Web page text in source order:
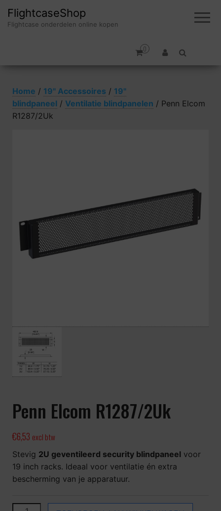
FlightcaseShop
Flightcase onderdelen online kopen
0
Home / 19" Accessoires / 19"
blindpaneel / Ventilatie blindpanelen / Penn Elcom
R1287/2Uk
Penn Elcom R1287/2Uk
€6,53 excl btw
Stevig 2U geventileerd security blindpaneel voor
19 inch racks. Ideaal voor ventilatie én extra
bescherming van je apparatuur.
Penn Elcom R1287/2Uk aantal